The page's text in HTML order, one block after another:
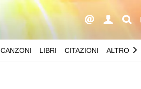
CANZONI LIBRI CITAZIONI ALTRO